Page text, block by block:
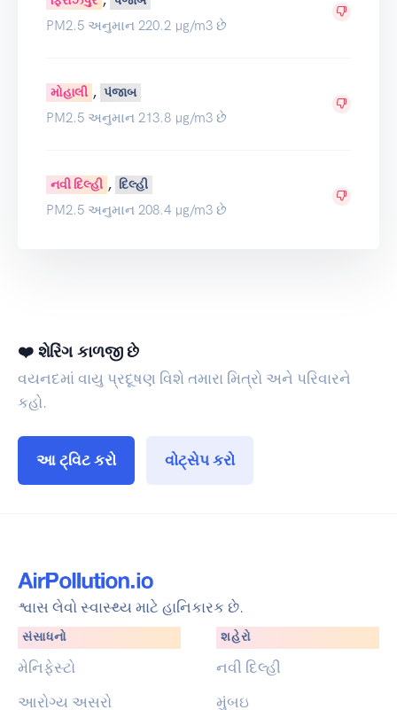
PM2.5 અનુમાન 220.2 µg/m3 છે
મોહાલી , પંજાબ
PM2.5 અનુમાન 213.8 µg/m3 છે
નવી દિલ્હી , દિલ્હી
PM2.5 અનુમાન 208.4 µg/m3 છે
❤️ શેરિંગ કાળજી છે
વયનદમાં વાયુ પ્રદૂષણ વિશે તમારા મિત્રો અને પરિવારને
કહો.
આ ટ્વિટ કરો વોટ્સેપ કરો
શ્વાસ લેવો સ્વાસ્થ્ય માટે હાનિકારક છે.
સંસાધનો
મેનિફેસ્ટો
આરોગ્ય અસરો
શહેરો
નવી દિલ્હી
મુંબઇ